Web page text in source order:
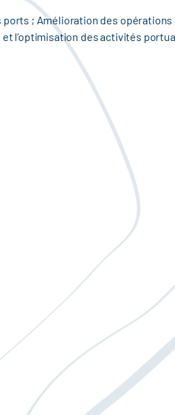
; Amélioration des opérations
l’optimisation des activités